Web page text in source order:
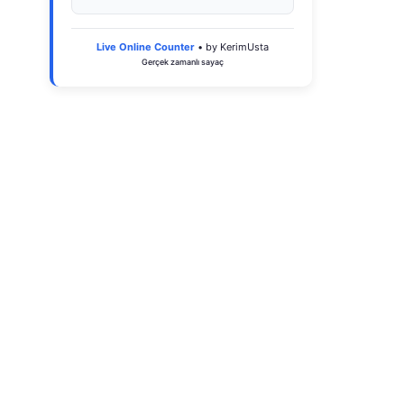
Live Online Counter • by KerimUsta
Gerçek zamanlı sayaç